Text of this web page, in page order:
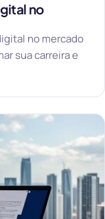
no
no mercado
sua carreira e